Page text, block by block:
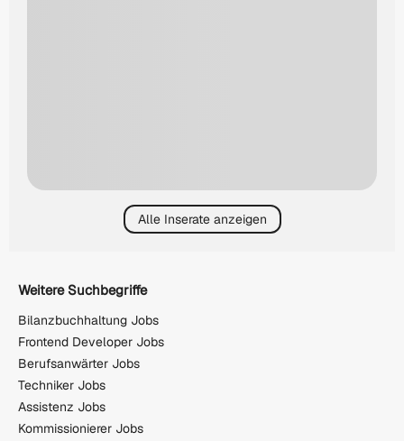
Alle Inserate anzeigen
Weitere Suchbegriffe
Bilanzbuchhaltung Jobs
Frontend Developer Jobs
Berufsanwärter Jobs
Techniker Jobs
Assistenz Jobs
Kommissionierer Jobs